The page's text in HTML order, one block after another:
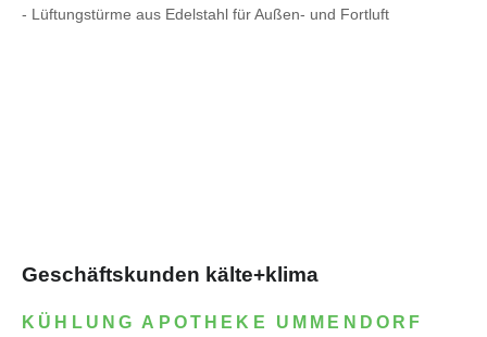
- Lüftungstürme aus Edelstahl für Außen- und Fortluft
Geschäftskunden kälte+klima
KÜHLUNG APOTHEKE UMMENDORF